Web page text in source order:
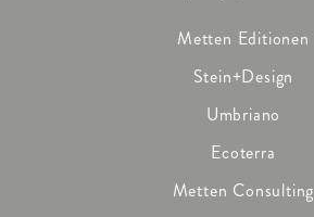
Metten Editionen
Stein+Design
Umbriano
Ecoterra
Metten Consulting